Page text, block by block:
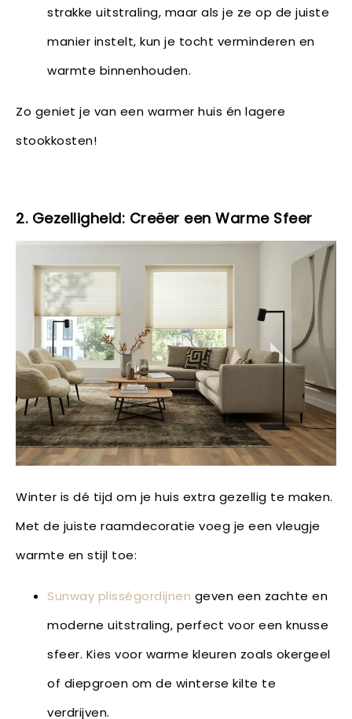
strakke uitstraling, maar als je ze op de juiste
manier instelt, kun je tocht verminderen en
warmte binnenhouden.
Zo geniet je van een warmer huis én lagere
stookkosten!
2. Gezelligheid: Creëer een Warme Sfeer
Winter is dé tijd om je huis extra gezellig te maken.
Met de juiste raamdecoratie voeg je een vleugje
warmte en stijl toe:
Sunway plisségordijnen geven een zachte en
moderne uitstraling, perfect voor een knusse
sfeer. Kies voor warme kleuren zoals okergeel
of diepgroen om de winterse kilte te
verdrijven.